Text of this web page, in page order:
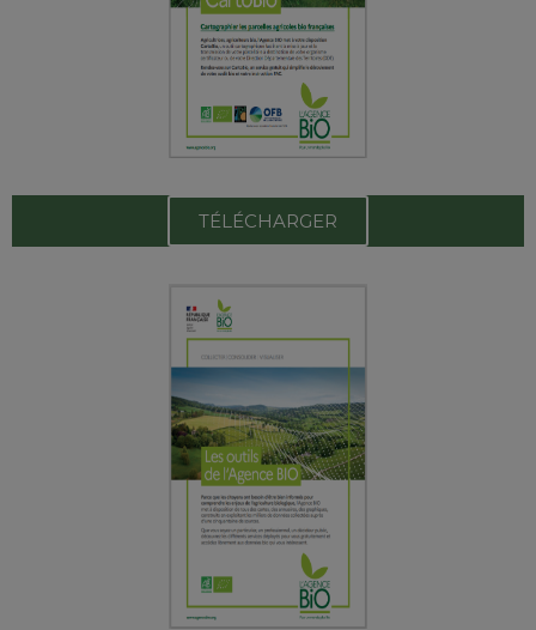
TÉLÉCHARGER